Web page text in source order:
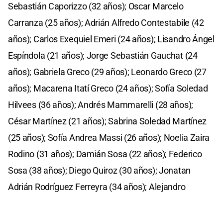
Sebastián Caporizzo (32 años); Oscar Marcelo
Carranza (25 años); Adrián Alfredo Contestabile (42
años); Carlos Exequiel Emeri (24 años); Lisandro Ángel
Espíndola (21 años); Jorge Sebastián Gauchat (24
años); Gabriela Greco (29 años); Leonardo Greco (27
años); Macarena Itatí Greco (24 años); Sofía Soledad
Hilvees (36 años); Andrés Mammarelli (28 años);
César Martínez (21 años); Sabrina Soledad Martínez
(25 años); Sofía Andrea Massi (26 años); Noelia Zaira
Rodino (31 años); Damián Sosa (22 años); Federico
Sosa (38 años); Diego Quiroz (30 años); Jonatan
Adrián Rodríguez Ferreyra (34 años); Alejandro